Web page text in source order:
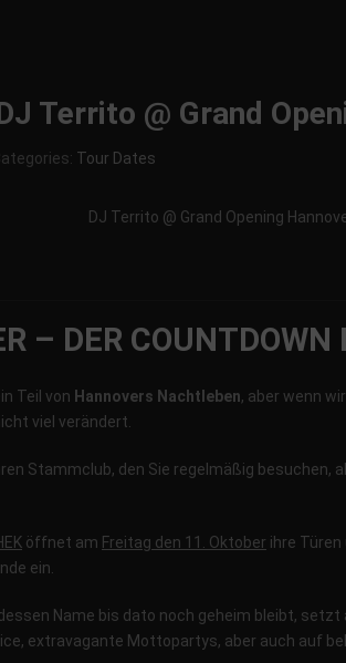
Territo @ Grand
Tour Dates
– DER COUNTDOWN
Teil von Hannovers Nachtleben, aber wenn
viel verändert.
Stammclub, den Sie regelmäßig besuchen,
öffnet am Freitag den 11. Oktober ihre
ein.
Name bis dato noch geheim bleibt,
extravagante Mottopartys, aber auch auf